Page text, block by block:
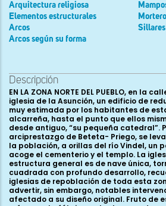
Arquitectura religiosa
Elementos estructurales
Arcos
Arcos según su forma
Sillares
Descripción
EN LA ZONA NORTE DEL PUEBLO, en la
iglesia de la Asunción, un edificio de
muy estimada por los habitantes de
alcarreña, hasta el punto que ellos
desde antiguo, “su pequeña catedral”.
arciprestazgo de Beteta- Priego, se
la población, a orillas del río Vindel, un
acoge el cementerio y el templo. La
estructura general es de nave única,
cuadrada con profundo desarrollo,
iglesias de repoblación de toda esta
advertir, sin embargo, notables
afectado a su diseño original. Fruto de